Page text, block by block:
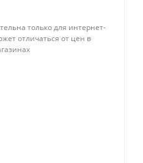
только для интернет-
отличаться от цен в